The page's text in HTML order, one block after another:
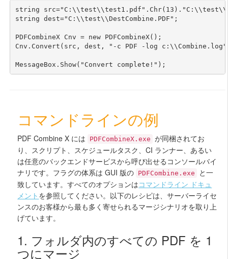
string
string dest="C:\\test\\DestCombine.PDF";
PDFCombineX Cnv = new PDFCombineX();
Cnv.Convert(src, dest, "-c PDF -log
コマンドラインの例
PDF Combine X には PDFCombineX.exe が同梱されてお
り、スクリプト、スケジュールタスク、CI ランナー、あるい
は任意のバックエンドサービスから呼び出せるコンソールバイ
ナリです。フラグの体系は GUI 版の PDFCombine.exe
と一
致しています。すべてのオプションはコマンドライン ドキュ
メント を参照してください。以下のレシピは、サーバーライセ
ンスのお客様から最も多く寄せられるマージシナリオを取り上
げています。
1. フォルダ内のすべての PDF を 1
つにマージ